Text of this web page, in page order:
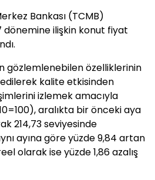
Bankası (TCMB)
dönemine ilişkin konut fiyat
gözlemlenebilen özelliklerinin
kalite etkisinden
izlemek amacıyla
aralıkta bir önceki aya
214,73 seviyesinde
ayına göre yüzde 9,84 artan
olarak ise yüzde 1,86 azalış